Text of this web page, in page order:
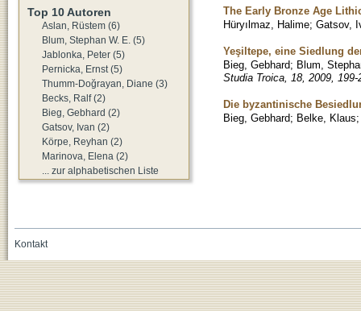
The Early Bronze Age
Hüryılmaz, Halime; Gatsov,
Yeşiltepe, eine Siedlung
Bieg, Gebhard; Blum,
Studia Troica, 18, 2009, 199-
Die byzantinische
Bieg, Gebhard; Belke, Klaus
Top 10 Autoren
Aslan, Rüstem (6)
Blum, Stephan W. E. (5)
Jablonka, Peter (5)
Pernicka, Ernst (5)
Thumm-Doğrayan, Diane (3)
Becks, Ralf (2)
Bieg, Gebhard (2)
Gatsov, Ivan (2)
Körpe, Reyhan (2)
Marinova, Elena (2)
... zur alphabetischen Liste
Kontakt